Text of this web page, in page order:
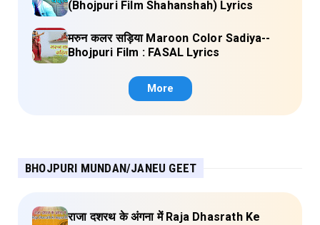
(Bhojpuri Film Shahanshah) Lyrics
मरुन कलर सड़िया Maroon Color Sadiya--
Bhojpuri Film : FASAL Lyrics
More
BHOJPURI MUNDAN/JANEU GEET
राजा दशरथ के अंगना में Raja Dhasrath Ke